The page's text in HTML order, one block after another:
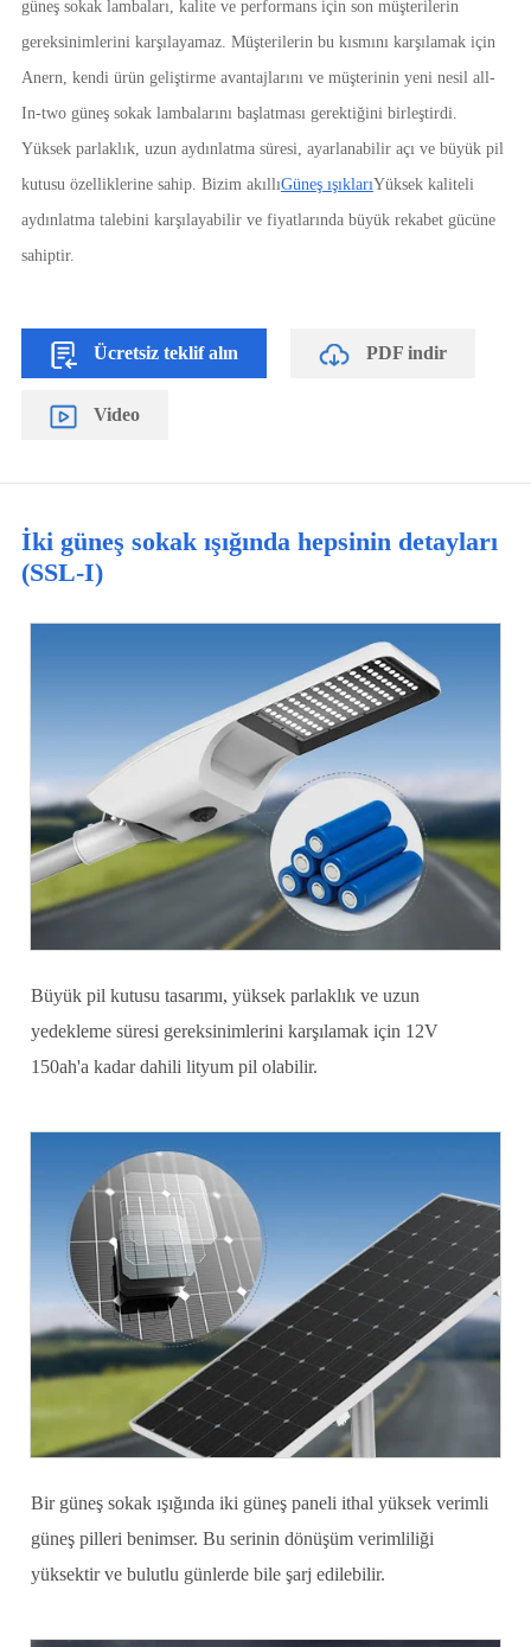
güneş sokak lambaları, kalite ve performans için son müşterilerin
gereksinimlerini karşılayamaz. Müşterilerin bu kısmını karşılamak için
Anern, kendi ürün geliştirme avantajlarını ve müşterinin yeni nesil all-
In-two güneş sokak lambalarını başlatması gerektiğini birleştirdi.
Yüksek parlaklık, uzun aydınlatma süresi, ayarlanabilir açı ve büyük pil
kutusu özelliklerine sahip. Bizim akıllıGüneş ışıklarıYüksek kaliteli
aydınlatma talebini karşılayabilir ve fiyatlarında büyük rekabet gücüne
sahiptir.
Ücretsiz teklif alın PDF indir
Video
İki güneş sokak ışığında hepsinin detayları
(SSL-I)
Büyük pil kutusu tasarımı, yüksek parlaklık ve uzun
yedekleme süresi gereksinimlerini karşılamak için 12V
150ah'a kadar dahili lityum pil olabilir.
Bir güneş sokak ışığında iki güneş paneli ithal yüksek verimli
güneş pilleri benimser. Bu serinin dönüşüm verimliliği
yüksektir ve bulutlu günlerde bile şarj edilebilir.